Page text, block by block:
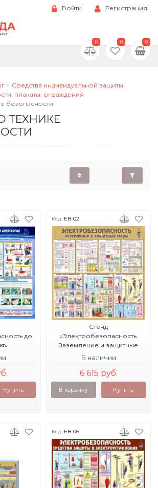
Войти Регистрация
0 0 0
Средства индивидуальной защиты
плакаты, ограждения
безопасности
ТЕХНИКЕ
до
Купить
Код: EB-02
Стенд
«Электробезопасность.
Заземление и защитные
В наличии
6 615 руб.
В корзину Купить
Код: EB-06